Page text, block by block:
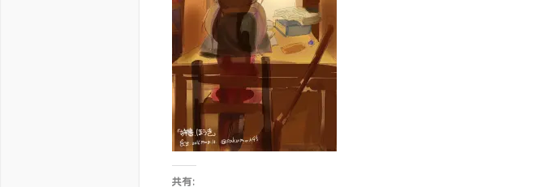
共有: